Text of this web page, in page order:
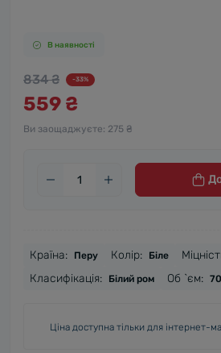
В наявності
834 ₴ -33%
559 ₴
Ви заощаджуєте: 275 ₴
Країна: Перу Колір: Біле
Класифікація: Білий ром Об `єм:
Ціна доступна тільки для інтернет-